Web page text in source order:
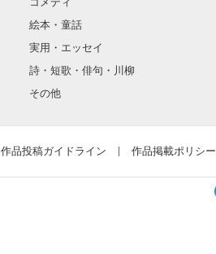
絵本・童話
実用・エッセイ
詩・短歌・俳句・川柳
その他
作品投稿ガイドライン 作品掲載ポリシー